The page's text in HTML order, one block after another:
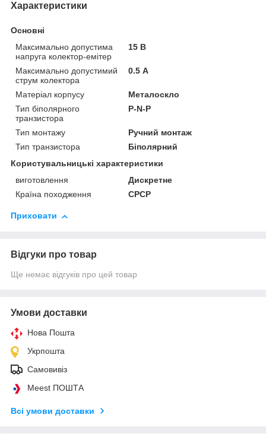
Характеристики
Основні
Максимально допустима
напруга колектор-емітер
15 В
Максимально допустимий
струм колектора
0.5 А
Матеріал корпусу
Металоскло
Тип біполярного
транзистора
P-N-P
Тип монтажу
Ручний монтаж
Тип транзистора
Біполярний
Користувальницькі характеристики
виготовлення
Дискретне
Країна походження
СРСР
Приховати
Відгуки про товар
Ще немає відгуків про цей товар
Умови доставки
Нова Пошта
Укрпошта
Самовивіз
Meest ПОШТА
Всі умови доставки